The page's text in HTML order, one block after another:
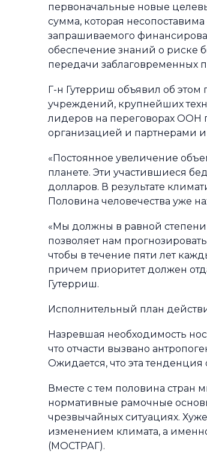
первоначальные новые
сумма, которая
запрашиваемого
обеспечение знаний о риске
передачи заблаговременных
Г-н Гутерриш объявил об
учреждений, крупнейших
лидеров на переговорах ООН
организацией и партнерами
«Постоянное увеличение
планете. Эти участившиеся
долларов. В результате
Половина человечества уже
«Мы должны в равной степени
позволяет нам
чтобы в течение пяти лет
причем приоритет должен
Гутерриш.
Исполнительный план
Назревшая необходимость
что отчасти вызвано
Ожидается, что эта тенденция
Вместе с тем половина
нормативные рамочные
чрезвычайных ситуациях.
изменением климата, а
(МОСТРАГ).